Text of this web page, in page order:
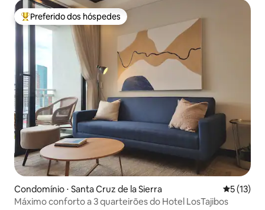
Entre os melhores preferidos dos hóspedes
Preferido dos hóspedes
Condomínio ⋅ Santa Cruz de la Sierra 5 de uma
5 (13)
Máximo conforto a 3 quarteirões do Hotel LosTajibos